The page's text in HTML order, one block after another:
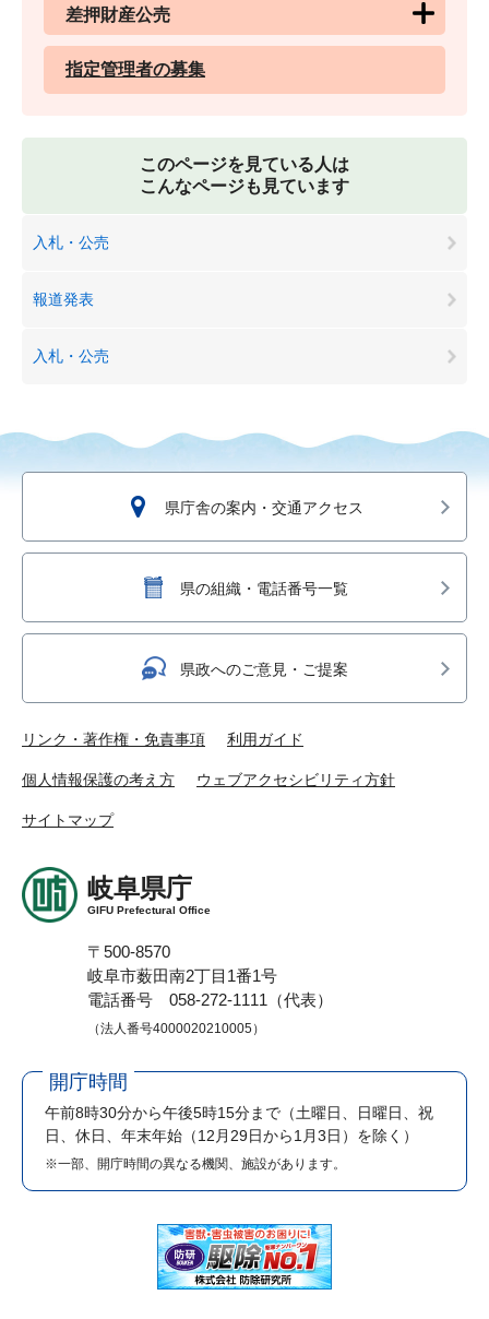
差押財産公売
指定管理者の募集
このページを見ている人は
こんなページも見ています
入札・公売
報道発表
入札・公売
県庁舎の案内・交通アクセス
県の組織・電話番号一覧
県政へのご意見・ご提案
リンク・著作権・免責事項 利用ガイド
個人情報保護の考え方 ウェブアクセシビリティ方針
サイトマップ
岐阜県庁
GIFU Prefectural Office
〒500-8570
岐阜市薮田南2丁目1番1号
電話番号 058-272-1111（代表）
（法人番号4000020210005）
開庁時間
午前8時30分から午後5時15分まで （土曜日、日曜日、祝
日、休日、年末年始（12月29日から1月3日）を除く）
※一部、開庁時間の異なる機関、施設があります。